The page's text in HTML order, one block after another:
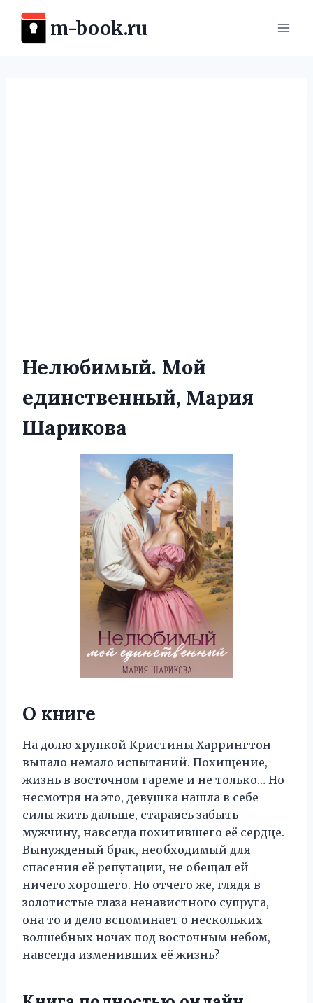
Перейти
содержимому
m-book.ru
Нелюбимый. Мой
единственный, Мария
Шарикова
О книге
На долю хрупкой Кристины Харрингтон
выпало немало испытаний. Похищение,
жизнь в восточном гареме и не только… Но
несмотря на это, девушка нашла в себе
силы жить дальше, стараясь забыть
мужчину, навсегда похитившего её сердце.
Вынужденый брак, необходимый для
спасения её репутации, не обещал ей
ничего хорошего. Но отчего же, глядя в
золотистые глаза ненавистного супруга,
она то и дело вспоминает о нескольких
волшебных ночах под восточным небом,
навсегда изменивших её жизнь?